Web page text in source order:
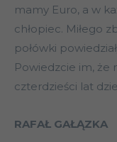
mamy Euro, a w
chłopiec. Miłego
połówki
Powiedzcie im, że
czterdzieści lat
RAFAŁ GAŁĄZKA